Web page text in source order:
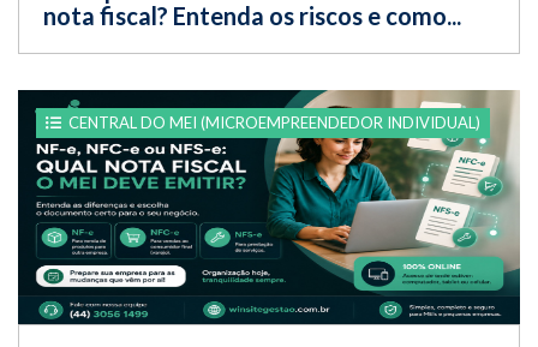
nota fiscal? Entenda os riscos e como...
CENTRAL DO MEI (MICROEMPREENDEDOR INDIVIDUAL)